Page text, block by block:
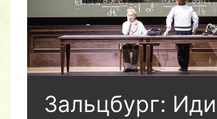
Зальцбург: